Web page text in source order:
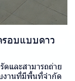
รอบแบบดาว
และสามารถถ่าย
งานที่มีพื้นที่จำกัด